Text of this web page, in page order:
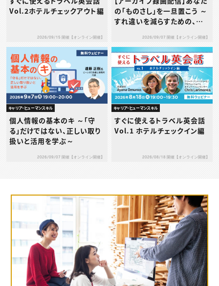
Vol.2ホテルチェックアウト編
2026/09/15 開催【オンライン開催】
の「ものさし」を一旦置こう ～
すれ違いを減らすための、タ
2026/09/07 開催【オンライン開催】
キャリア・ヒューマンスキル
個人情報の基本のキ ～「守
る」だけではない、正しい取り
扱いと活用を学ぶ～
2026/09/07 開催【オンライン開催】
キャリア・ヒューマンスキル
すぐに使えるトラベル英会話
Vol.1 ホテルチェックイン編
2026/08/18 開催【オンライン開催】